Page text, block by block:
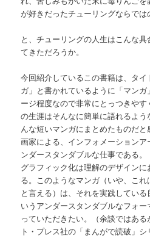
が好きだったチューリングならでは
と、チューリングの人生はこんな
てきただろうか。
今回紹介しているこの書籍は、タ
ガ」と書かれているように「マン
ージ程度なので非常にとっつきや
の生涯はそんなに簡単に語れるよ
んな短いマンガにまとめたものだ
画家による、インフォメーション
ンダースタンダブルな仕事である。
グラフィック化は理解のデザイン
る。このようなマンガ（いや、こ
と言える）は、それを実践してい
いうアンダースタンダブルなフォ
っていただきたい。（余談ではあ
ト・プレス社の「まんがで読破」シ